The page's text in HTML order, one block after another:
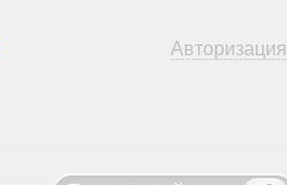
Авторизация